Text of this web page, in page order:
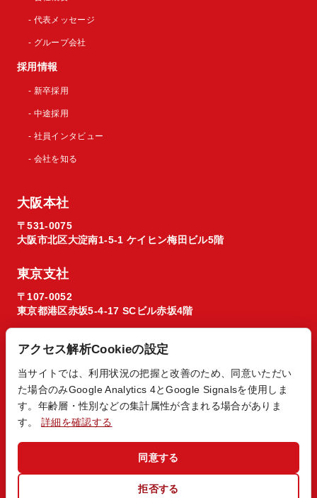
- 代表メッセージ
- グループ会社
採用情報
- 新卒採用
- 中途採用
- 社員インタビュー
- 会社を知る
大阪本社
〒531-0075
大阪市北区大淀南1-5-1 ケイヒン梅田ビル5階
東京支社
〒107-0052
東京都港区赤坂5-4-17 SCビル赤坂4階
© 2026 Regista X1 co. ltd.
アクセス解析Cookieの設定
当サイトでは、利用状況の把握と改善のため、同意いただい
た場合のみGoogle Analytics 4とGoogle Signalsを使用しま
す。年齢層・性別などの集計属性が含まれる場合がありま
す。詳細を確認する
拒否する
同意する